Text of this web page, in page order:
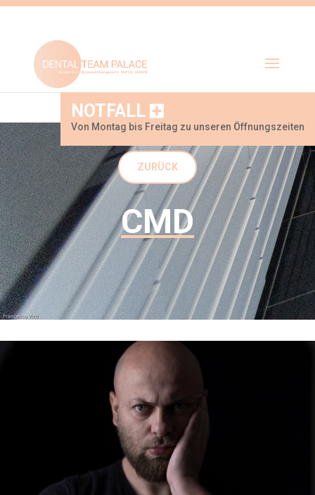
NOTFALL
Von Montag bis Freitag zu unseren Öffnungszeiten
ZURÜCK
CMD